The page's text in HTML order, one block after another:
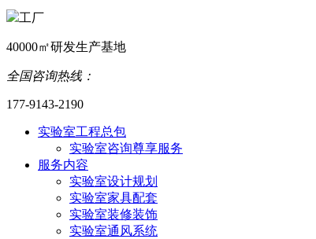
工厂
40000㎡研发生产基地
全国咨询热线：
177-9143-2190
实验室工程总包
实验室咨询尊享服务
服务内容
实验室设计规划
实验室家具配套
实验室装修装饰
实验室通风系统